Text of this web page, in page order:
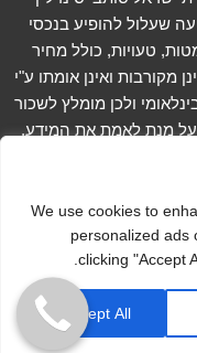
We use cookies to
personalized ads
clicking "Accept
Accept All
שעלול להופיע בנכסי
טעויות, כולל מחיר
מקורבות ואינן אומתו ע"י
ולכן מומלץ לשכור
על מנת לאמת את המידע.
Copyright © 2012-
הצהרת נגישות
Extra Digital